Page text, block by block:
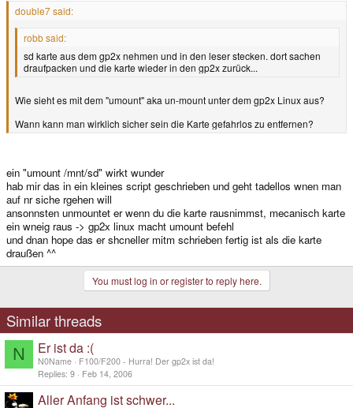
double7 said:
robb said:
sd karte aus dem gp2x nehmen und in den leser stecken. dort sachen
draufpacken und die karte wieder in den gp2x zurück...
Wie sieht es mit dem "umount" aka un-mount unter dem gp2x Linux aus?
Wann kann man wirklich sicher sein die Karte gefahrlos zu entfernen?
ein "umount /mnt/sd" wirkt wunder
hab mir das in ein kleines script geschrieben und geht tadellos wnen man
auf nr siche rgehen will
ansonnsten unmountet er wenn du die karte rausnimmst, mecanisch karte
ein wneig raus -> gp2x linux macht umount befehl
und dnan hope das er shcneller mitm schrieben fertig ist als die karte
draußen ^^
You must log in or register to reply here.
Similar threads
N Er ist da :(
N0Name
F100/F200 - Hurra! Der gp2x ist da!
Replies 9 Feb 14, 2006
Aller Anfang ist schwer...